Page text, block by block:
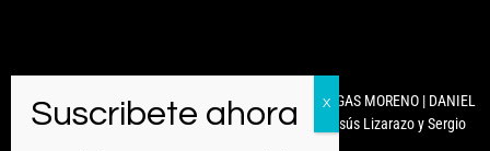
Mixcoco Colombia | Antonella Nails | MARYURY ARENGAS MORENO | DANIEL
CARABALLO | © 2025 Diseñado y Desarrollado por Jesús Lizarazo y Sergio